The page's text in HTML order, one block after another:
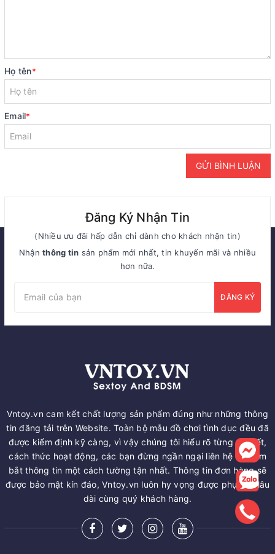
Họ tên*
Email*
GỬI BÌNH LUẬN
Đăng Ký Nhận Tin
(Nhiều ưu đãi hấp dẫn chỉ dành cho khách nhận tin)
Nhậnthông tin sản phẩm mới nhất, tin khuyến mãi và nhiều
hơn nữa.
ĐĂNG KÝ
Vntoy.vn cam kết chất lượng sản phẩm đúng như những thông
tin đăng tải trên Website. Toàn bộ mẫu đồ chơi tình dục đều đã
được kiểm định kỹ càng, vì vậy chúng tôi hiểu rõ từng chi tiết,
cách thức hoạt động, các bạn đừng ngần ngại liên hệ để nắm
bắt thông tin một cách tường tận nhất. Thông tin đơn hàng sẽ
được bảo mật kín đáo, Vntoy.vn luôn hy vọng được phục vụ lâu
dài cùng quý khách hàng.